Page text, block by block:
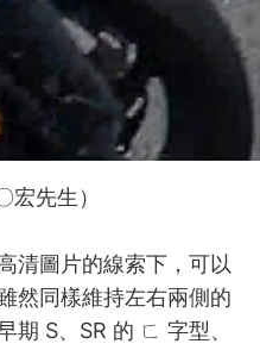
宏先生）
清圖片的線索下，可以
然同樣維持左右兩側的
S、SR 的 ㄈ 字型、